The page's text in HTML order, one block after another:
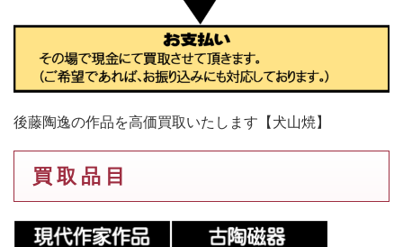
後藤陶逸の作品を高価買取いたします【犬山焼】
買 取 品 目